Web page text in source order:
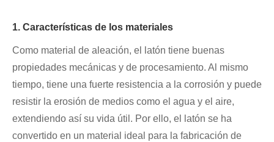
1. Características de los materiales
Como material de aleación, el latón tiene buenas
propiedades mecánicas y de procesamiento. Al mismo
tiempo, tiene una fuerte resistencia a la corrosión y puede
resistir la erosión de medios como el agua y el aire,
extendiendo así su vida útil. Por ello, el latón se ha
convertido en un material ideal para la fabricación de